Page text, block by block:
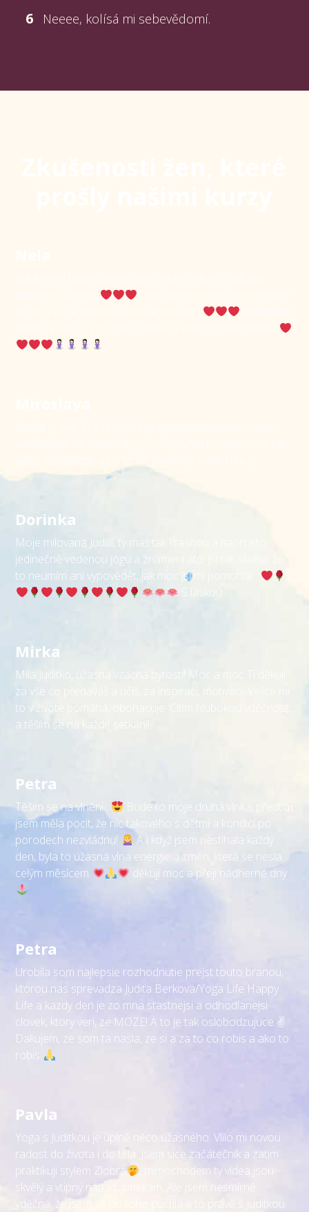
6 Neeee, kolísá mi sebevědomí.
Dorinka
Moje milovaná Judíííí, ty máš tak krásnou a naprosto
jedinečně vedenou jógu a znamení atd. Jsi tak skvělá, že
to neumím ani vypovědět, jak moc jsi mi pomohla...
Mirka
Milá Juditko, úžasná vzácná bytosti! Moc a moc Ti děkuji
za vše co předáváš a učíš, za inspiraci, motivaci. Velice mi
to v životé pomáhá, obohacuje. Cítím hlubokou vděčnost
a těším se na každé setkání!
Petra
Těším se na vlnění..
Bude to moje druhá vlnka, předtím
jsem měla pocit, že nic takového s dětmi a kondicí po
porodech nezvládnu!
A i když jsem nestíhala každý
den, byla to úžasná vlna energie a změn, která se nesla
celým měsícem
děkuji moc a přeji nádherné dny
Petra
Urobila som najlepsie rozhodnutie prejst touto branou,
ktorou nas sprevadza Judita Berkova/Yoga Life Happy
Life a kazdy den je zo mna stastnejsi a odhodlanejsi
clovek, ktory veri, ze MOZE! A to je tak oslobodzujuce ✌
Dakujem, ze som ta nasla, ze si a za to co robis a ako to
robis
Pavla
Yoga s Juditkou je úplně něco úžasného. Vlilo mi novou
radost do života i do těla. Jsem sice začátečník a zatím
praktikuji stylem Zlobra
, mimochodem ty videa jsou
skvělý a vtipný nápad, smekám. Ale jsem nesmírně
vděčná, že jsem se do toho pustila a to právě s Juditkou.